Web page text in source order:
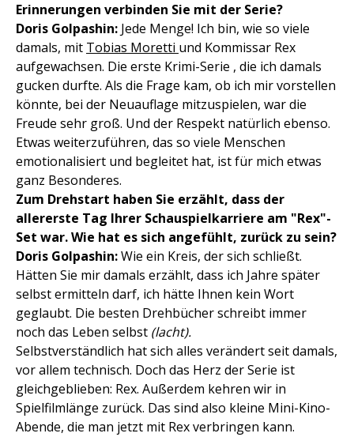
Erinnerungen verbinden Sie mit der Serie?
Doris Golpashin: Jede Menge! Ich bin, wie so viele
damals, mit Tobias Moretti und Kommissar Rex
aufgewachsen. Die erste Krimi-Serie , die ich damals
gucken durfte. Als die Frage kam, ob ich mir vorstellen
könnte, bei der Neuauflage mitzuspielen, war die
Freude sehr groß. Und der Respekt natürlich ebenso.
Etwas weiterzuführen, das so viele Menschen
emotionalisiert und begleitet hat, ist für mich etwas
ganz Besonderes.
Zum Drehstart haben Sie erzählt, dass der
allererste Tag Ihrer Schauspielkarriere am "Rex"-
Set war. Wie hat es sich angefühlt, zurück zu sein?
Doris Golpashin:Wie ein Kreis, der sich schließt.
Hätten Sie mir damals erzählt, dass ich Jahre später
selbst ermitteln darf, ich hätte Ihnen kein Wort
geglaubt. Die besten Drehbücher schreibt immer
noch das Leben selbst (lacht).
Selbstverständlich hat sich alles verändert seit damals,
vor allem technisch. Doch das Herz der Serie ist
gleichgeblieben: Rex. Außerdem kehren wir in
Spielfilmlänge zurück. Das sind also kleine Mini-Kino-
Abende, die man jetzt mit Rex verbringen kann.